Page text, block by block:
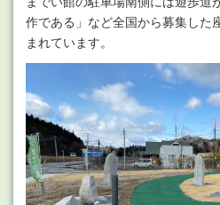
作である」など全国から募集した
まれています。